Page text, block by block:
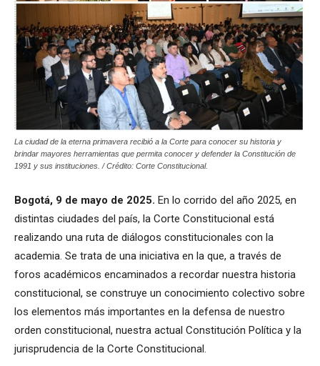
La ciudad de la eterna primavera recibió a la Corte para conocer su historia y
brindar mayores herramientas que permita conocer y defender la Constitución de
1991 y sus instituciones. / Crédito: Corte Constitucional.
Bogotá, 9 de mayo de 2025. En lo corrido del año 2025, en
distintas ciudades del país, la Corte Constitucional está
realizando una ruta de diálogos constitucionales con la
academia. Se trata de una iniciativa en la que, a través de
foros académicos encaminados a recordar nuestra historia
constitucional, se construye un conocimiento colectivo sobre
los elementos más importantes en la defensa de nuestro
orden constitucional, nuestra actual Constitución Política y la
jurisprudencia de la Corte Constitucional.